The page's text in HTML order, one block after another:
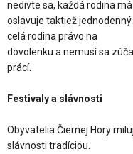
nedivte sa, každá rodina
oslavuje taktiež
celá rodina právo na
dovolenku a nemusí sa
prácí.
Festivaly a slávnosti
Obyvatelia Čiernej Hory
slávnosti tradíciou.